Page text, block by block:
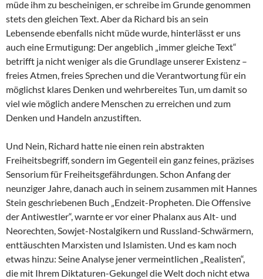
müde ihm zu bescheinigen, er schreibe im Grunde genommen
stets den gleichen Text. Aber da Richard bis an sein
Lebensende ebenfalls nicht müde wurde, hinterlässt er uns
auch eine Ermutigung: Der angeblich „immer gleiche Text“
betrifft ja nicht weniger als die Grundlage unserer Existenz –
freies Atmen, freies Sprechen und die Verantwortung für ein
möglichst klares Denken und wehrbereites Tun, um damit so
viel wie möglich andere Menschen zu erreichen und zum
Denken und Handeln anzustiften.
Und Nein, Richard hatte nie einen rein abstrakten
Freiheitsbegriff, sondern im Gegenteil ein ganz feines, präzises
Sensorium für Freiheitsgefährdungen. Schon Anfang der
neunziger Jahre, danach auch in seinem zusammen mit Hannes
Stein geschriebenen Buch „Endzeit-Propheten. Die Offensive
der Antiwestler“, warnte er vor einer Phalanx aus Alt- und
Neorechten, Sowjet-Nostalgikern und Russland-Schwärmern,
enttäuschten Marxisten und Islamisten. Und es kam noch
etwas hinzu: Seine Analyse jener vermeintlichen „Realisten“,
die mit Ihrem Diktaturen-Gekungel die Welt doch nicht etwa